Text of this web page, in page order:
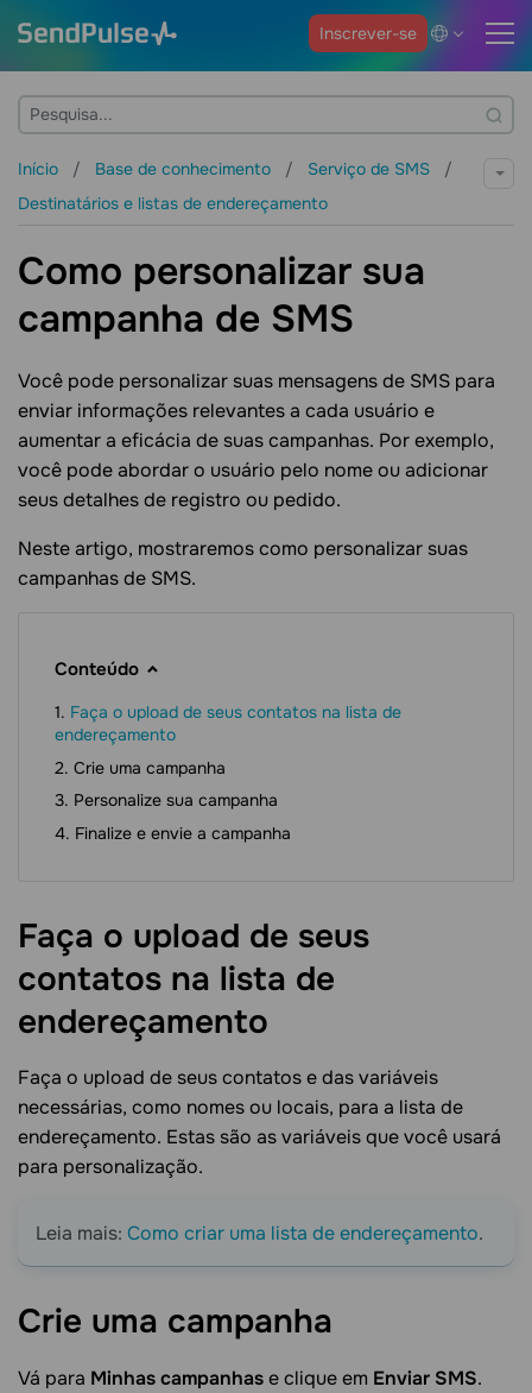
Inscrever-se
Início Base de conhecimento
Serviço de SMS
Destinatários e listas de endereçamento
Como personalizar sua
campanha de SMS
Você pode personalizar suas mensagens de SMS para
enviar informações relevantes a cada usuário e
aumentar a eficácia de suas campanhas. Por exemplo,
você pode abordar o usuário pelo nome ou adicionar
seus detalhes de registro ou pedido.
Neste artigo, mostraremos como personalizar suas
campanhas de SMS.
Conteúdo
Faça o upload de seus contatos na lista de
endereçamento
Crie uma campanha
Personalize sua campanha
Finalize e envie a campanha
Faça o upload de seus
contatos na lista de
endereçamento
Faça o upload de seus contatos e das variáveis ​​
necessárias, como nomes ou locais, para a lista de
endereçamento. Estas são as variáveis ​​que você usará
para personalização.
Leia mais: Como criar uma lista de endereçamento.
Crie uma campanha
Vá para Minhas campanhase clique em Enviar SMS.